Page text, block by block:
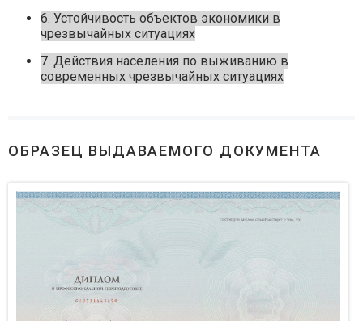
6. Устойчивость объектов экономики в
чрезвычайных ситуациях
7. Действия населения по выживанию в
современных чрезвычайных ситуациях
ОБРАЗЕЦ ВЫДАВАЕМОГО ДОКУМЕНТА